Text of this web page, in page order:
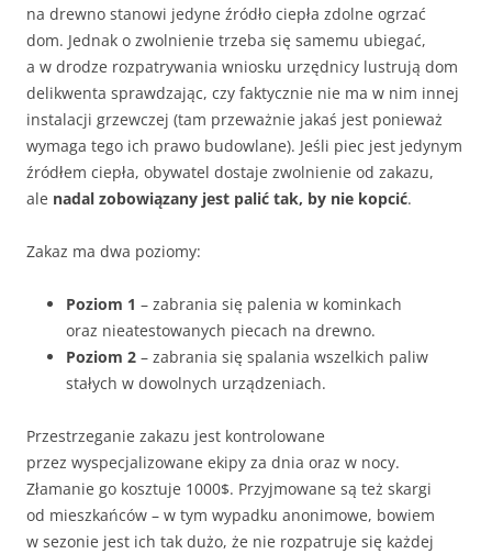
na drewno stanowi jedyne źródło ciepła zdolne ogrzać
dom. Jednak o zwolnienie trzeba się samemu ubiegać,
a w drodze rozpatrywania wniosku urzędnicy lustrują dom
delikwenta sprawdzając, czy faktycznie nie ma w nim innej
instalacji grzewczej (tam przeważnie jakaś jest ponieważ
wymaga tego ich prawo budowlane). Jeśli piec jest jedynym
źródłem ciepła, obywatel dostaje zwolnienie od zakazu,
ale nadal zobowiązany jest palić tak, by nie kopcić.
Zakaz ma dwa poziomy:
Poziom 1 – zabrania się palenia w kominkach
oraz nieatestowanych piecach na drewno.
Poziom 2 – zabrania się spalania wszelkich paliw
stałych w dowolnych urządzeniach.
Przestrzeganie zakazu jest kontrolowane
przez wyspecjalizowane ekipy za dnia oraz w nocy.
Złamanie go kosztuje 1000$. Przyjmowane są też skargi
od mieszkańców – w tym wypadku anonimowe, bowiem
w sezonie jest ich tak dużo, że nie rozpatruje się każdej